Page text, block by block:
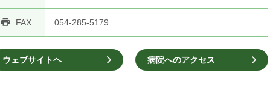
print FAX 054-285-5179
ウェブサイトヘ 病院へのアクセス